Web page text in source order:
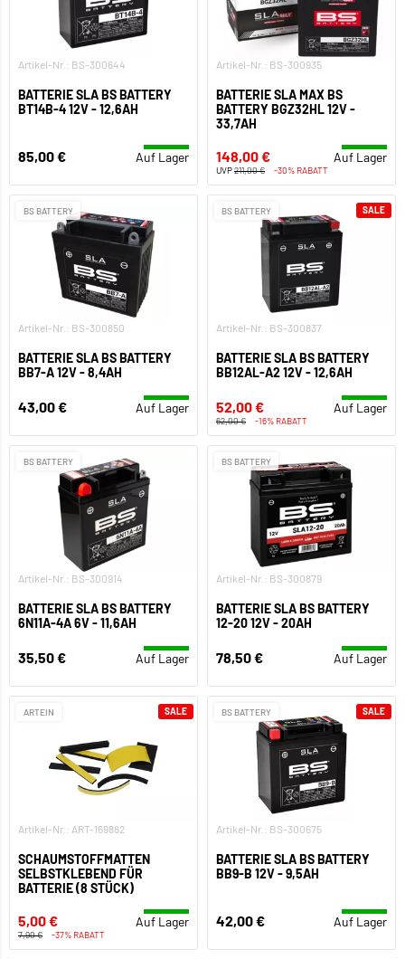
Artikel-Nr.: BS-300644
BATTERIE SLA BS BATTERY
BT14B-4 12V - 12,6AH
85,00 € Auf Lager
Artikel-Nr.: BS-300935
BATTERIE SLA MAX BS
BATTERY BGZ32HL 12V -
33,7AH
148,00 € Auf Lager
UVP211,00 € -30% RABATT
BS BATTERY
Artikel-Nr.: BS-300850
BATTERIE SLA BS BATTERY
BB7-A 12V - 8,4AH
43,00 € Auf Lager
BS BATTERY
Artikel-Nr.: BS-300837
BATTERIE SLA BS BATTERY
BB12AL-A2 12V - 12,6AH
52,00 € Auf Lager
62,00 € -16% RABATT
SALE
BS BATTERY
Artikel-Nr.: BS-300914
BATTERIE SLA BS BATTERY
6N11A-4A 6V - 11,6AH
35,50 € Auf Lager
BS BATTERY
Artikel-Nr.: BS-300879
BATTERIE SLA BS BATTERY
12-20 12V - 20AH
78,50 € Auf Lager
ARTEIN
Artikel-Nr.: ART-169882
SCHAUMSTOFFMATTEN
SELBSTKLEBEND FÜR
BATTERIE (8 STÜCK)
5,00 € Auf Lager
7,90 € -37% RABATT
SALE BS BATTERY
Artikel-Nr.: BS-300675
BATTERIE SLA BS BATTERY
BB9-B 12V - 9,5AH
42,00 € Auf Lager
SALE